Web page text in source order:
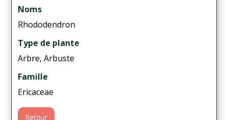
Noms
Rhododendron
Type de plante
Arbre, Arbuste
Famille
Ericaceae
Retour